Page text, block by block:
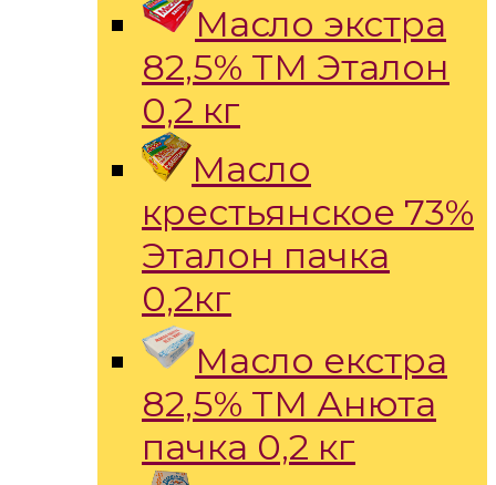
Масло экстра
82,5% ТМ Эталон
0,2 кг
Масло
крестьянское 73%
Эталон пачка
0,2кг
Масло екстра
82,5% ТМ Анюта
пачка 0,2 кг